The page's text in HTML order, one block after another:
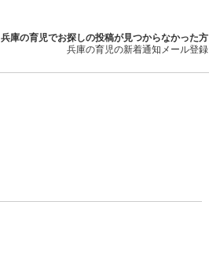
兵庫の育児でお探しの投稿が見つからなかった方
兵庫の育児の新着通知メール登録